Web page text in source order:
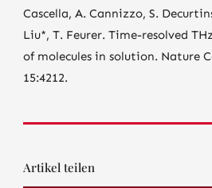
Cascella, A. Cannizzo, S.
Liu*, T. Feurer. Time-resolved
of molecules in solution. Nature
15:4212.
Artikel teilen